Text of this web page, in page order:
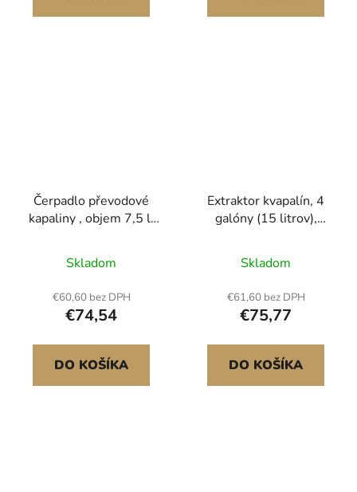
kvapalín
sekačky na trávu a lodě
Čerpadlo převodové
kapaliny , objem 7,5 l,
doplňování kapaliny
ATF, čerpadlo na
přečerpávání kapaliny s
8 adaptéry ATF a
výstupním otvorem 120
cm, dávkovač oleje s
nádrží z HDPE pro
Skladom
€60,60 bez DPH
€74,54
DO KOŠÍKA
Extraktor kvapalín, 4
galóny (15 litrov),
vymieňač oleja Vákuový
extraktor kvapalín s
manometrom a sacou
hadicou, Čerpadlo na
výmenu oleja Extraktor
na vákuové odsávanie
automobilových
Skladom
€61,60 bez DPH
€75,77
DO KOŠÍKA